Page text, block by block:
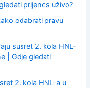
prijenos uživo?
odabrati pravu
susret 2. kola HNL-
| Gdje gledati
2. kola HNL-a u